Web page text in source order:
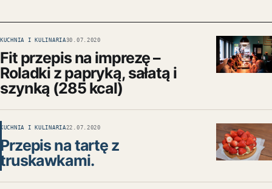
KUCHNIA I KULINARIA30.07.2020
Fit przepis na imprezę –
Roladki z papryką, sałatą i
szynką (285 kcal)
KUCHNIA I KULINARIA22.07.2020
Przepis na tartę z
truskawkami.